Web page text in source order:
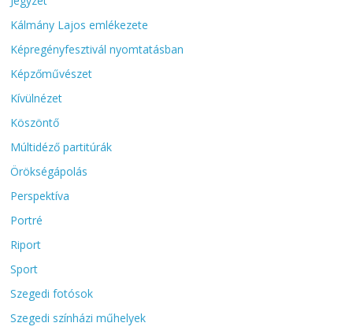
Kálmány Lajos emlékezete
Képregényfesztivál nyomtatásban
Képzőművészet
Kívülnézet
Köszöntő
Múltidéző partitúrák
Örökségápolás
Perspektíva
Portré
Riport
Sport
Szegedi fotósok
Szegedi színházi műhelyek